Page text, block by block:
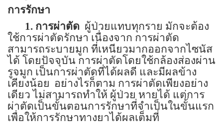
การรักษา
1. การผ่าตัด ผู้ป่วยแทบทุกราย มักจะต้อง
ใช้การผ่าตัดรักษา เนื่องจาก การผ่าตัด
สามารถระบายมูก ที่เหนียวมากออกจากไซนัส
ได้ โดยปัจจุบัน การผ่าตัดโดยใช้กล้องส่องผ่าน
รูจมูก เป็นการผ่าตัดที่ได้ผลดี และมีผลข้าง
เคียงน้อย อย่างไรก็ตาม การผ่าตัดเพียงอย่าง
เดียว ไม่สามารถทำให้ ผู้ป่วย หายได้ แต่การ
ผ่าตัดเป็นขั้นตอนการรักษาที่จำเป็นในขั้นแรก
เพื่อให้การรักษาทางยาได้ผลเต็มที่